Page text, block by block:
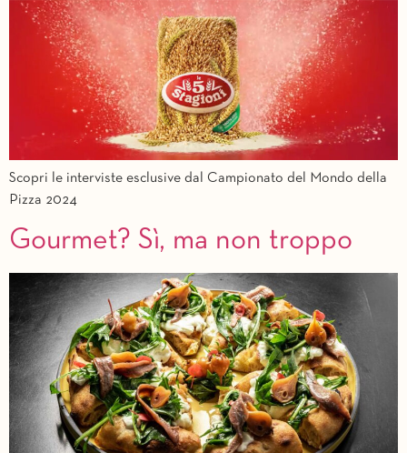
Scopri le interviste esclusive dal Campionato del Mondo della
Pizza 2024
Gourmet? Sì, ma non troppo